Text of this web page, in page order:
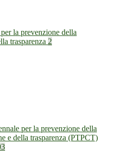
la prevenzione della
trasparenza 2
per la prevenzione della
e della trasparenza (PTPCT)